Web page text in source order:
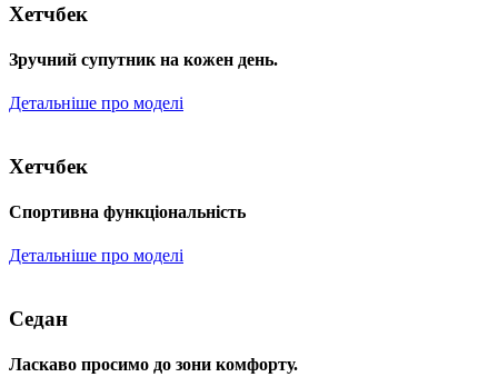
Хетчбек
Зручний супутник на кожен день.
Детальніше про моделі
Хетчбек
Спортивна функціональність
Детальніше про моделі
Седан
Ласкаво просимо до зони комфорту.